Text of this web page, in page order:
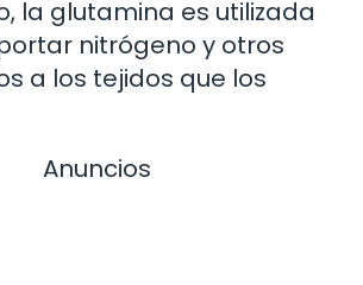
la glutamina es utilizada
nitrógeno y otros
a los tejidos que los
Anuncios